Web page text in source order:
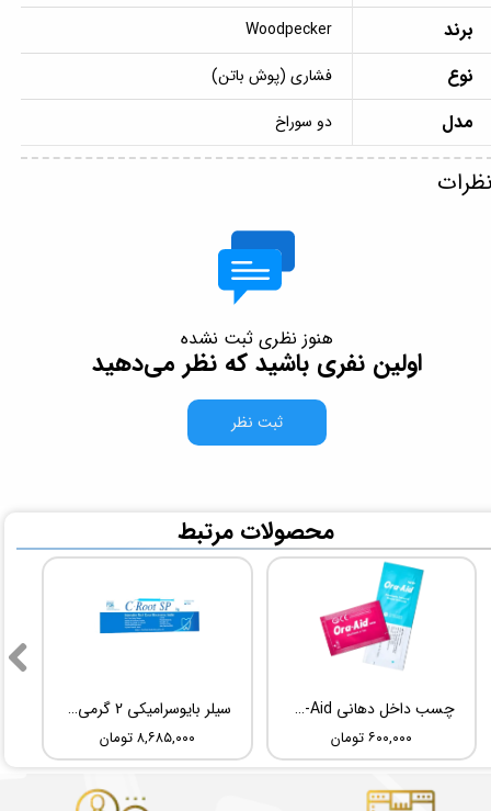
برند Woodpecker
نوع فشاری (پوش باتن)
مدل دو سوراخ
هنوز نظری ثبت نشده
اولین نفری باشید که نظر می‌دهید
ثبت نظر
سیلر بایوسرامیکی 2 گرمی Root Dental Medical C-Root SP
۸,۶۸۵,۰۰۰ تومان
چسب داخل دهانی TBM Ora-Aid
۶۰۰,۰۰۰ تومان
​محصولات مرتبط